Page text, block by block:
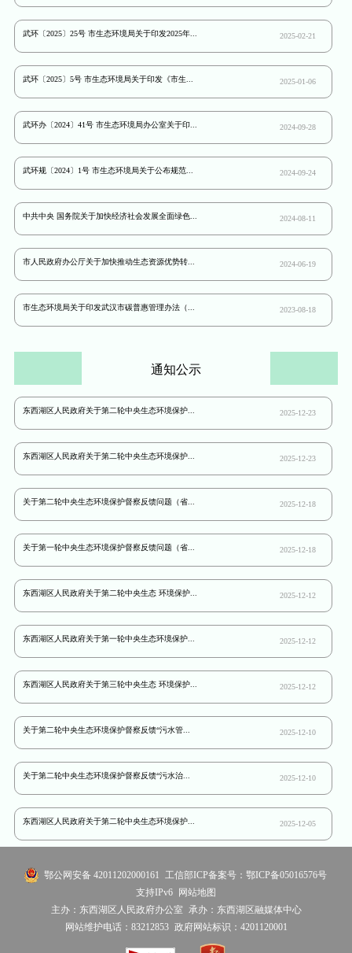
武环〔2025〕25号 市生态环境局关于印发2025年... 2025-02-21
武环〔2025〕5号 市生态环境局关于印发《市生... 2025-01-06
武环办〔2024〕41号 市生态环境局办公室关于印... 2024-09-28
武环规〔2024〕1号 市生态环境局关于公布规范... 2024-09-24
中共中央 国务院关于加快经济社会发展全面绿色... 2024-08-11
市人民政府办公厅关于加快推动生态资源优势转... 2024-06-19
市生态环境局关于印发武汉市碳普惠管理办法（... 2023-08-18
通知公示
东西湖区人民政府关于第二轮中央生态环境保护... 2025-12-23
东西湖区人民政府关于第二轮中央生态环境保护... 2025-12-23
关于第二轮中央生态环境保护督察反馈问题（省... 2025-12-18
关于第一轮中央生态环境保护督察反馈问题（省... 2025-12-18
东西湖区人民政府关于第二轮中央生态 环境保护... 2025-12-12
东西湖区人民政府关于第一轮中央生态环境保护... 2025-12-12
东西湖区人民政府关于第三轮中央生态 环境保护... 2025-12-12
关于第二轮中央生态环境保护督察反馈“污水管... 2025-12-10
关于第二轮中央生态环境保护督察反馈“污水治... 2025-12-10
东西湖区人民政府关于第二轮中央生态环境保护... 2025-12-05
鄂公网安备 42011202000161 工信部ICP备案号：鄂ICP备05016576号
支持IPv6
网站地图
主办：东西湖区人民政府办公室 承办：东西湖区融媒体中心
网站维护电话：83212853 政府网站标识：4201120001